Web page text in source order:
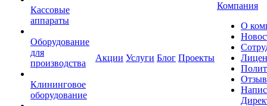
Кассовые
аппараты
Оборудование
для
производства
Клининговое
оборудование
Акции Услуги Блог Проекты
Компания
О